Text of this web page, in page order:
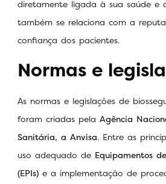
diretamente ligada à sua saúde e
também se relaciona com a
confiança dos pacientes.
Normas e
As normas e legislações de
foram criadas pela Agência
Sanitária, a Anvisa. Entre as
uso adequado de Equipamentos
(EPIs) e a implementação de